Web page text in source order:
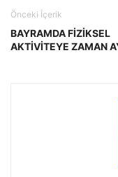
Önceki İçerik
BAYRAMDA FİZİKSEL
AKTİVİTEYE ZAMAN